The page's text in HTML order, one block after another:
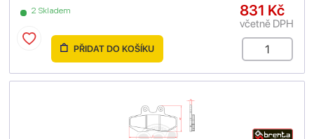
2 Skladem 831 Kč
včetně DPH
PŘIDAT DO KOŠÍKU